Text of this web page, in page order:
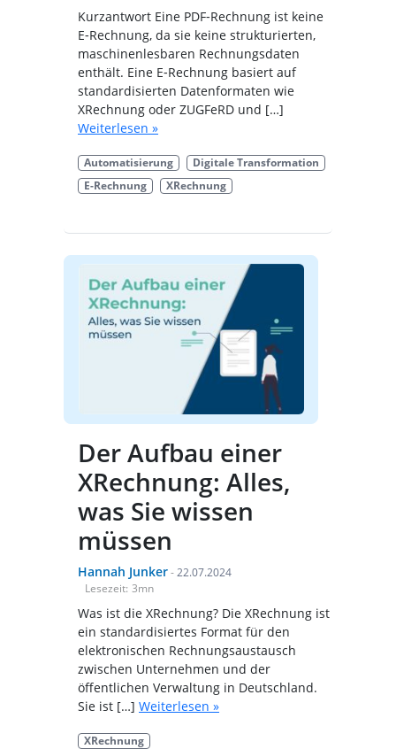
Kurzantwort Eine PDF‑Rechnung ist keine
E‑Rechnung, da sie keine strukturierten,
maschinenlesbaren Rechnungsdaten
enthält. Eine E‑Rechnung basiert auf
standardisierten Datenformaten wie
XRechnung oder ZUGFeRD und […]
Weiterlesen »
Automatisierung
Digitale Transformation
E-Rechnung
XRechnung
Der Aufbau einer
XRechnung: Alles,
was Sie wissen
müssen
Hannah Junker - 22.07.2024
Lesezeit: 3mn
Was ist die XRechnung? Die XRechnung ist
ein standardisiertes Format für den
elektronischen Rechnungsaustausch
zwischen Unternehmen und der
öffentlichen Verwaltung in Deutschland.
Sie ist […] Weiterlesen »
XRechnung